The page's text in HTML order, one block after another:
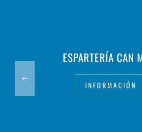
ESPARTERÍA CAN
INFORMACIÓN